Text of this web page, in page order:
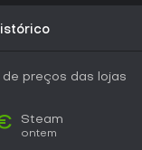
relaxantes com
como 10/10 pelo
afia a observação,
Lançado em
de preços das lojas
Steam
ontem